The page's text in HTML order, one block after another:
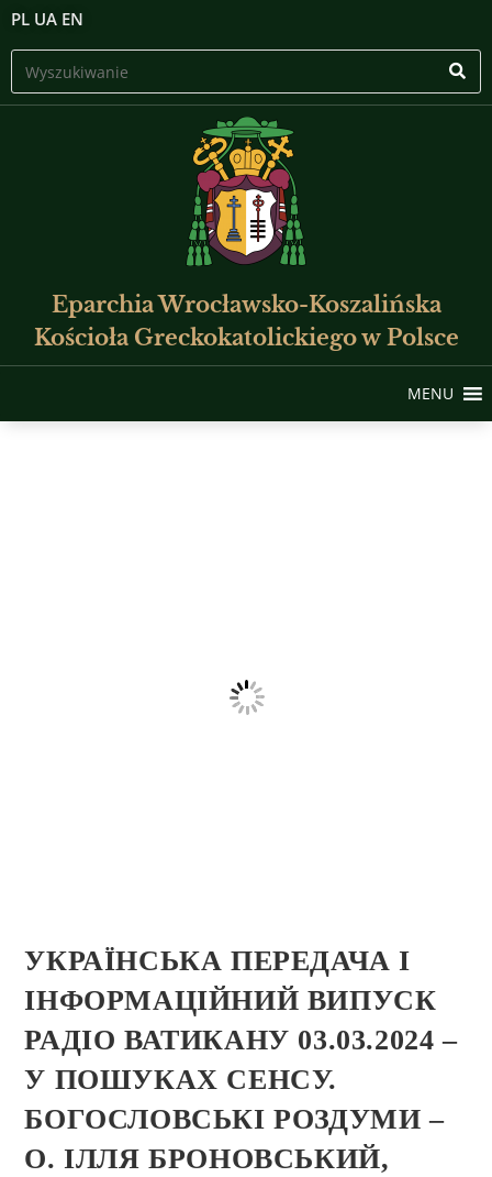
PL UA EN
Eparchia Wrocławsko-Koszalińska
Kościoła Greckokatolickiego w Polsce
MENU
УКРАЇНСЬКА ПЕРЕДАЧА І
ІНФОРМАЦІЙНИЙ ВИПУСК
РАДІО ВАТИКАНУ 03.03.2024 –
У ПОШУКАХ CEНСУ.
БОГОСЛОВСЬКІ РОЗДУМИ –
О. ІЛЛЯ БРОНОВСЬКИЙ,